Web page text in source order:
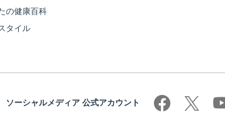
の健康百科
タイル
ソーシャルメディア 公式アカウント